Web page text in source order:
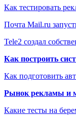
Как тестировать
Почта Mail.ru
Tele2 создал
Как построить
Как подготовить
Рынок рекламы и
Какие тесты на